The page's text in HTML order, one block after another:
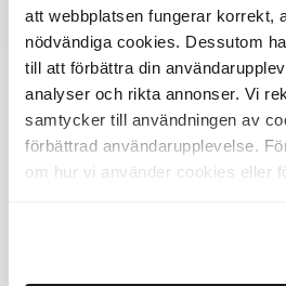
att webbplatsen fungerar korrekt,
nödvändiga cookies. Dessutom
till att förbättra din
analyser och rikta annonser. Vi
samtycker till användningen av
förbättrad användarupplevelse.
om hur vi använder cookies eller
Hængende Lampe Vänern Transparent
Amber Blank
Hængende Lampe Vänern Transparent
Grafit Blank